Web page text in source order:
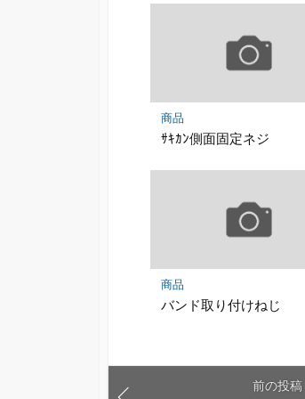
商品
ｻｷｶﾝ側面固定ネジ
商品
バンド取り付けねじ
前の投稿